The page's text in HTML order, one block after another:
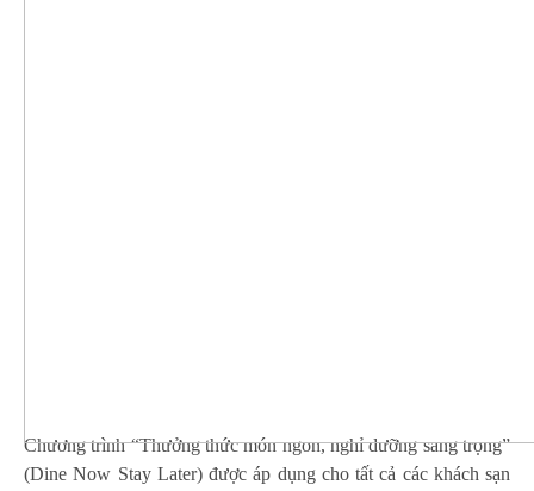
Chương trình “Thưởng thức món ngon, nghỉ dưỡng sang trọng”
(Dine Now Stay Later) được áp dụng cho tất cả các khách sạn